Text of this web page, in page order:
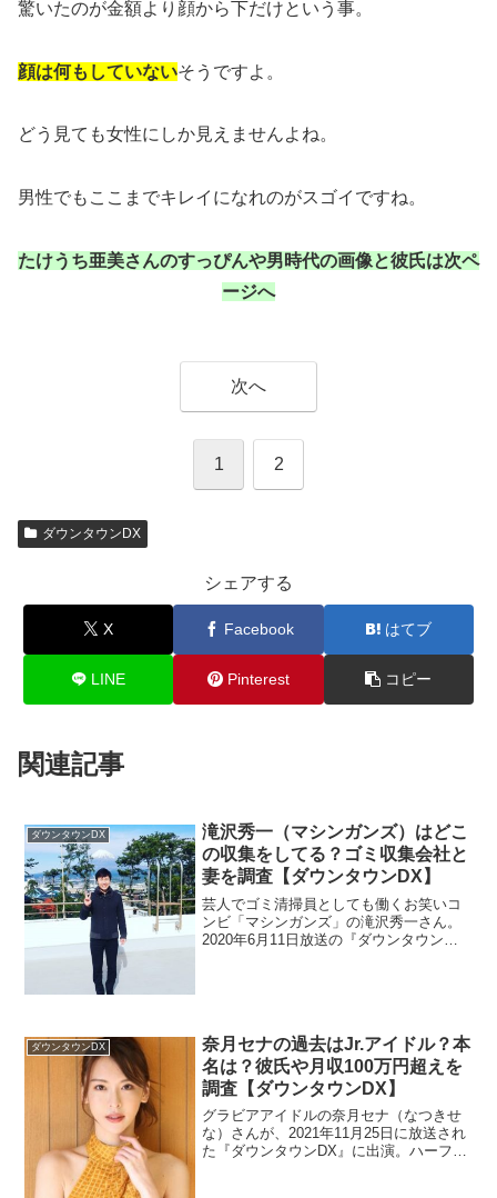
驚いたのが金額より顔から下だけという事。
顔は何もしていないそうですよ。
どう見ても女性にしか見えませんよね。
男性でもここまでキレイになれのがスゴイですね。
たけうち亜美さんのすっぴんや男時代の画像と彼氏は次ペ
ージへ
次へ
1 2
ダウンタウンDX
シェアする
X Facebook はてブ
LINE Pinterest コピー
関連記事
ダウンタウンDX
滝沢秀一（マシンガンズ）はどこ
の収集をしてる？ゴミ収集会社と
妻を調査【ダウンタウンDX】
芸人でゴミ清掃員としても働くお笑いコ
ンビ「マシンガンズ」の滝沢秀一さん。
2020年6月11日放送の『ダウンタウン
ダウンタウンDX
奈月セナの過去はJr.アイドル？本
名は？彼氏や月収100万円超えを
調査【ダウンタウンDX】
グラビアアイドルの奈月セナ（なつきせ
な）さんが、2021年11月25日に放送され
た『ダウンタウンDX』に出演。ハーフっ